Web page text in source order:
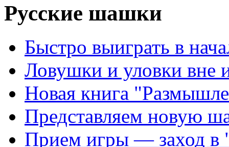
Русские шашки
Быстро выиграть в
Ловушки и уловки вне
Новая книга
Представляем новую
Прием игры — заход в